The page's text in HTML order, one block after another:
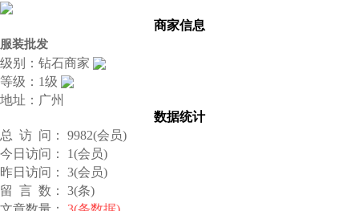
商家信息
服装批发
级别：钻石商家
等级：1级
地址：广州
数据统计
总 访 问： 9982(会员)
今日访问： 1(会员)
昨日访问： 3(会员)
留 言 数： 3(条)